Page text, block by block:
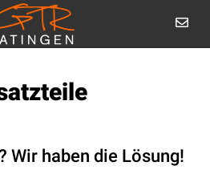
Wir haben die Lösung!